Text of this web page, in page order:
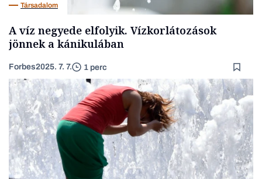
Társadalom
A víz negyede elfolyik. Vízkorlátozások
jönnek a kánikulában
Forbes2025. 7. 7. 1 perc